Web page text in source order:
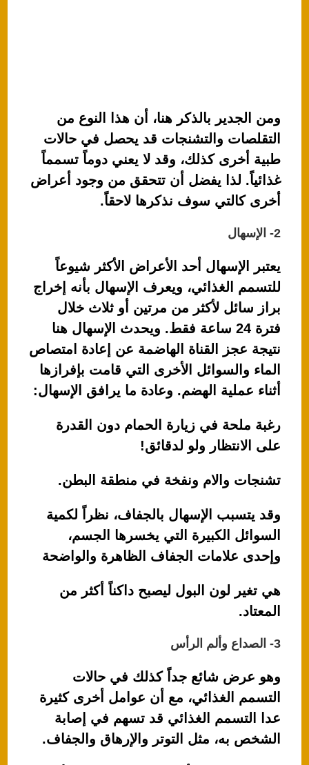
ومن الجدير بالذكر هنا، أن هذا النوع من
التقلصات والتشنجات قد يحصل في حالات
طبية أخرى كذلك، وقد لا يعني دوماً تسمماً
غذائياً. لذا يفضل أن تتحقق من وجود أعراض
أخرى كالتي سوف نذكرها لاحقاً.
2- الإسهال
يعتبر الإسهال أحد الأعراض الأكثر شيوعاً
للتسمم الغذائي، ويعرف الإسهال بأنه إخراج
براز سائل لأكثر من مرتين أو ثلاث خلال
فترة 24 ساعة فقط. ويحدث الإسهال هنا
نتيجة عجز القناة الهاضمة عن إعادة امتصاص
الماء والسوائل الأخرى التي قامت بإفرازها
أثناء عملية الهضم. وعادة ما يرافق الإسهال:
رغبة ملحة في زيارة الحمام دون القدرة
على الانتظار ولو لدقائق!
تشنجات والام ونفخة في منطقة البطن.
وقد يتسبب الإسهال بالجفاف، نظراً لكمية
السوائل الكبيرة التي يخسرها الجسم،
وإحدى علامات الجفاف الظاهرة والواضحة
هي تغير لون البول ليصبح داكناً أكثر من
المعتاد.
3- الصداع وألم الرأس
وهو عرض شائع جداً كذلك في حالات
التسمم الغذائي، مع أن عوامل أخرى كثيرة
عدا التسمم الغذائي قد تسهم في إصابة
الشخص به، مثل التوتر والإرهاق والجفاف.